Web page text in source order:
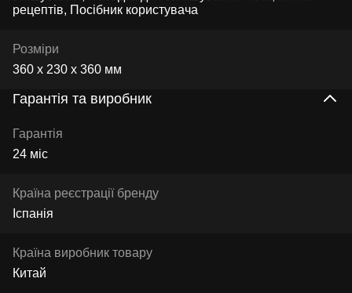
рецептів, Посібник користувача
Розміри
360 х 230 х 360 мм
Гарантія та виробник
Гарантія
24 міс
Країна реєстрації бренду
Іспанія
Країна виробник товару
Китай